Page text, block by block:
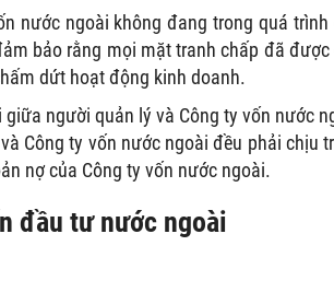
nước ngoài không đang trong quá trình
bảo rằng mọi mặt tranh chấp đã được
dứt hoạt động kinh doanh.
người quản lý và Công ty vốn nước
Công ty vốn nước ngoài đều phải chịu
nợ của Công ty vốn nước ngoài.
đầu tư nước ngoài